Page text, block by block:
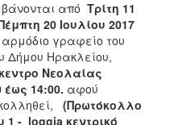
από Τρίτη 11
20 Ιουλίου 2017
γραφείο του
Δήμου Ηρακλείου,
Νεολαίας
14:00. αφού
(Πρωτόκολλο
1 - loggia κεντρικό